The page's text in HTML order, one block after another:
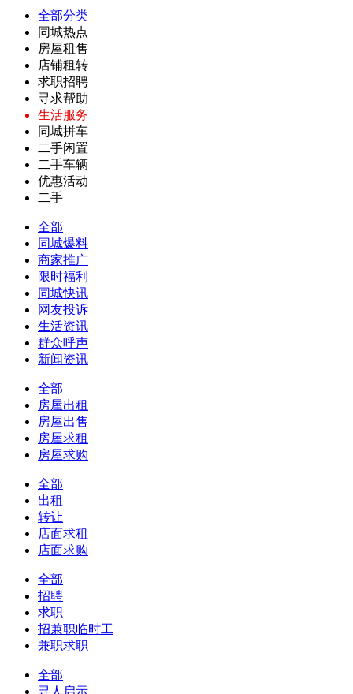
全部分类
同城热点
房屋租售
店铺租转
求职招聘
寻求帮助
生活服务
同城拼车
二手闲置
二手车辆
优惠活动
二手
全部
同城爆料
商家推广
限时福利
同城快讯
网友投诉
生活资讯
群众呼声
新闻资讯
全部
房屋出租
房屋出售
房屋求租
房屋求购
全部
出租
转让
店面求租
店面求购
全部
招聘
求职
招兼职临时工
兼职求职
全部
寻人启示